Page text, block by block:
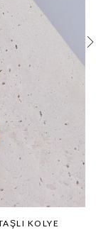
KOLYE